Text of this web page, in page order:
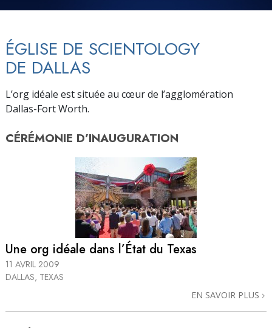
ÉGLISE DE SCIENTOLOGY
DE DALLAS
L’org idéale est située au cœur de l’agglomération
Dallas-Fort Worth.
CÉRÉMONIE D’INAUGURATION
Une org idéale dans l’État du Texas
11 AVRIL 2009
DALLAS, TEXAS
EN SAVOIR PLUS